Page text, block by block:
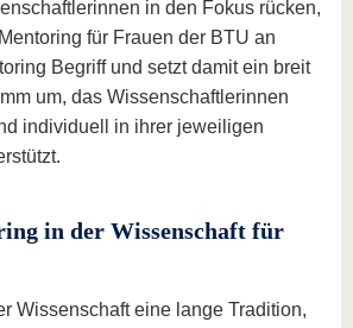
in den Fokus rücken,
für Frauen der BTU an
Begriff und setzt damit ein breit
um, das Wissenschaftlerinnen
individuell in ihrer jeweiligen
in der Wissenschaft für
Wissenschaft eine lange Tradition,